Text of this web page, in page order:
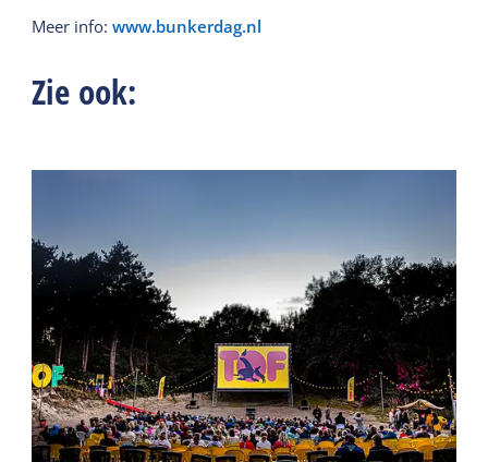
Meer info:www.bunkerdag.nl
Zie ook: